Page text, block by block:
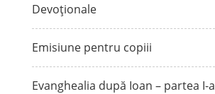
Devoționale
Emisiune pentru copiii
Evanghealia după Ioan – partea I-a